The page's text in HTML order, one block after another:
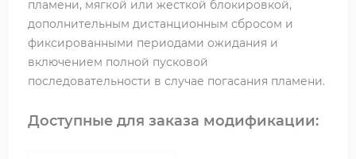
пламени, мягкой или жесткой блокировкой,
дополнительным дистанционным сбросом и
фиксированными периодами ожидания и
включением полной пусковой
последовательности в случае погасания пламени.
Доступные для заказа модификации: